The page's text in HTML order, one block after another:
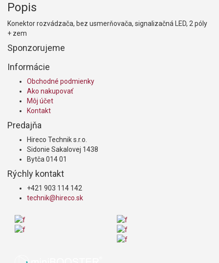
Popis
Konektor rozvádzača, bez usmerňovača, signalizačná LED, 2 póly
+ zem
Sponzorujeme
Informácie
Obchodné podmienky
Ako nakupovať
Môj účet
Kontakt
Predajňa
Hireco Technik s.r.o.
Sidonie Sakalovej 1438
Bytča 014 01
Rýchly kontakt
+421 903 114 142
technik@hireco.sk